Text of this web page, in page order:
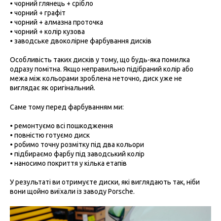
• чорний глянець + срібло
• чорний + графіт
• чорний + алмазна проточка
• чорний + колір кузова
• заводське двоколірне фарбування дисків
Особливість таких дисків у тому, що будь-яка помилка
одразу помітна. Якщо неправильно підібраний колір або
межа між кольорами зроблена неточно, диск уже не
виглядає як оригінальний.
Саме тому перед фарбуванням ми:
• ремонтуємо всі пошкодження
• повністю готуємо диск
• робимо точну розмітку під два кольори
• підбираємо фарбу під заводський колір
• наносимо покриття у кілька етапів
У результаті ви отримуєте диски, які виглядають так, ніби
вони щойно виїхали із заводу Porsche.